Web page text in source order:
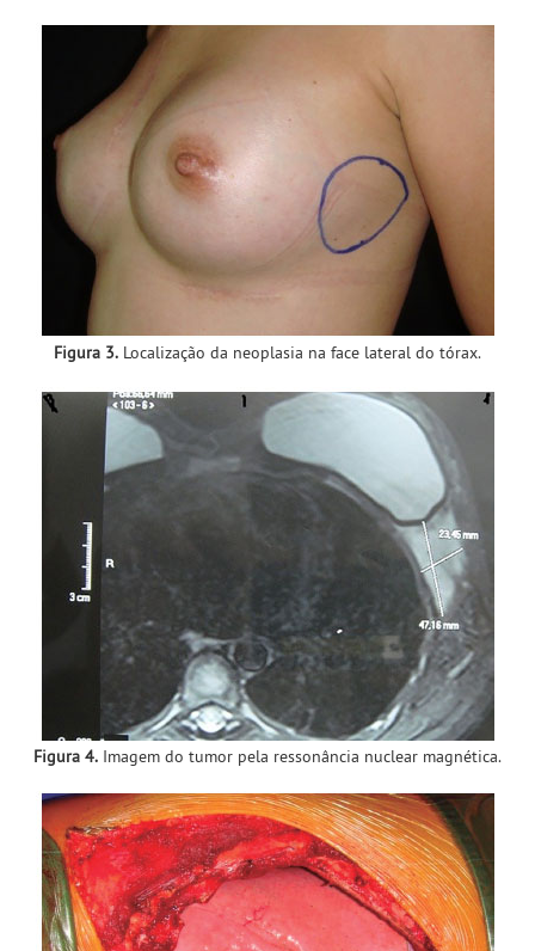
Figura 3. Localização da neoplasia na face lateral do tórax.
Figura 4. Imagem do tumor pela ressonância nuclear magnética.